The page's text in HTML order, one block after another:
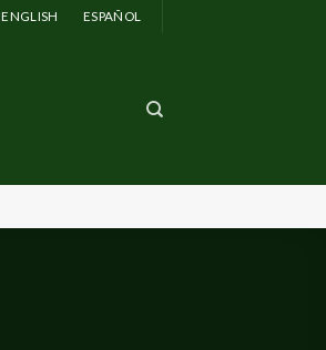
ENGLISH ESPAÑOL